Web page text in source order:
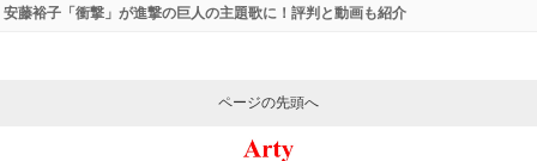
安藤裕子「衝撃」が進撃の巨人の主題歌に！評判と動画も紹介
ページの先頭へ